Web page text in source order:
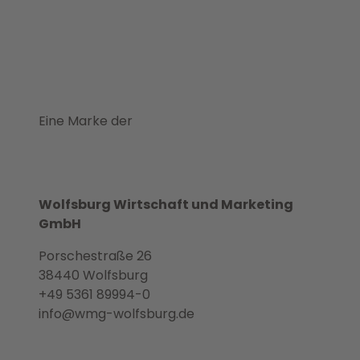
Eine Marke der
Wolfsburg Wirtschaft und Marketing
GmbH
Porschestraße 26
38440 Wolfsburg
+49 5361 89994-0
info@wmg-wolfsburg.de